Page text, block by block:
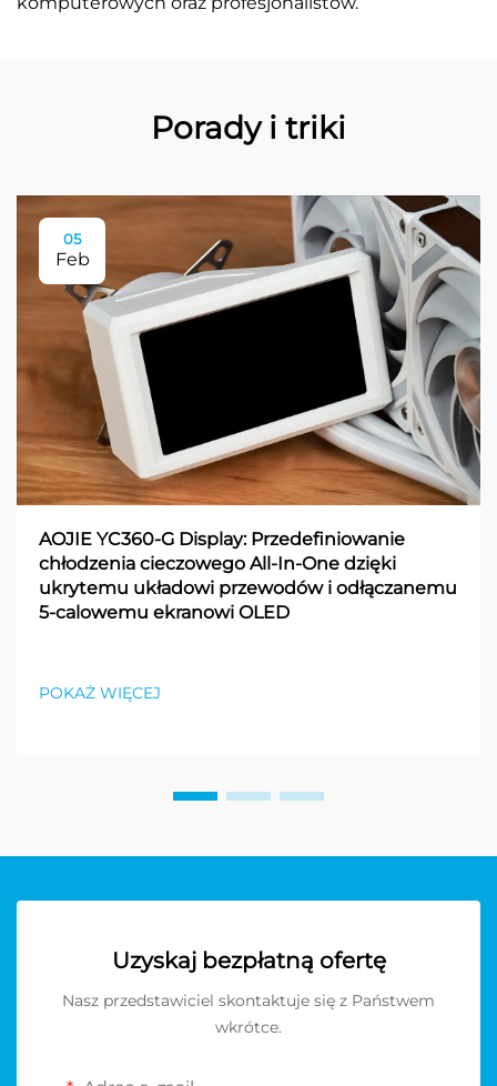
Porady i triki
05
Feb
AOJIE YC360-G Display: Przedefiniowanie
chłodzenia cieczowego All-In-One dzięki
ukrytemu układowi przewodów i odłączanemu
5-calowemu ekranowi OLED
POKAŻ WIĘCEJ
Uzyskaj bezpłatną ofertę
Nasz przedstawiciel skontaktuje się z Państwem
wkrótce.